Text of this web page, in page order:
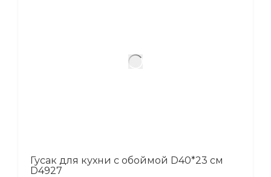
Гусак для кухни с обоймой D40*23 см
D4927